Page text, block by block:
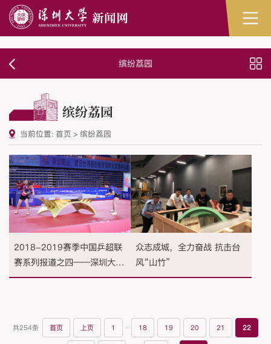
缤纷荔园
缤纷荔园
当前位置: 首页 > 缤纷荔园
2018-2019赛季中国乒超联
赛系列报道之四——深圳大学
3:0战胜四川穹窿先锋
众志成城，全力奋战 抗击台
风“山竹”
共254条 首页 上页 1 ... 18 19 20 21 22